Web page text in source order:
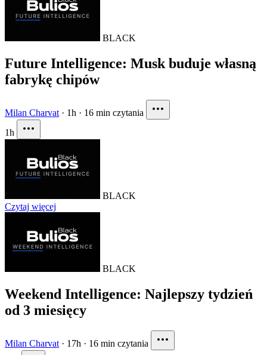
BLACK
Future Intelligence: Musk buduje własną
fabrykę chipów
Milan Charvat · 1h · 16 min czytania
1h
BLACK
Czytaj więcej
BLACK
Weekend Intelligence: Najlepszy tydzień
od 3 miesięcy
Milan Charvat · 17h · 16 min czytania